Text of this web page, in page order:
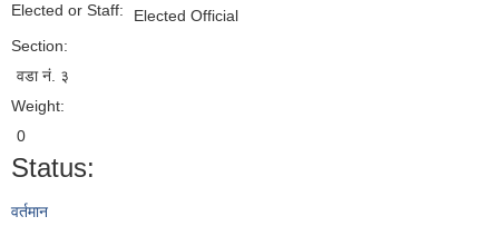
Elected or Staff:
Elected Official
Section:
वडा नं. ३
Weight:
0
Status:
वर्तमान